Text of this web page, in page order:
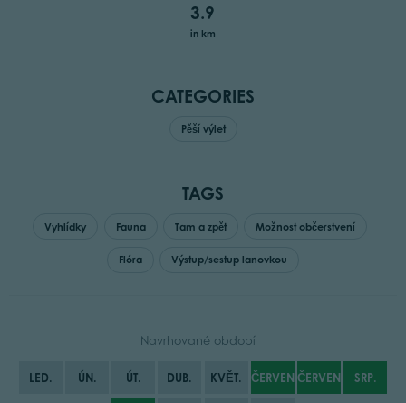
3.9
in km
CATEGORIES
Pěší výlet
TAGS
Vyhlídky Fauna Tam a zpět Možnost občerstvení
Flóra Výstup/sestup lanovkou
Navrhované období
LED. ÚN. ÚT. DUB. KVĚT. ČERVEN ČERVENECSRP.